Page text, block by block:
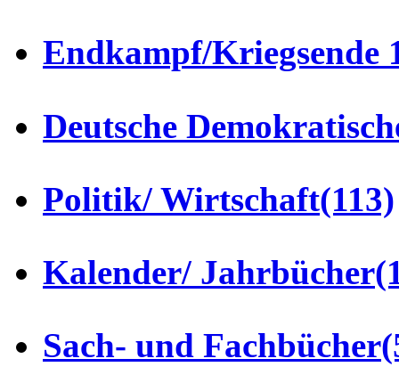
Endkampf/Kriegsende
Deutsche
Politik/ Wirtschaft(113)
Kalender/ Jahrbücher
Sach- und Fachbücher